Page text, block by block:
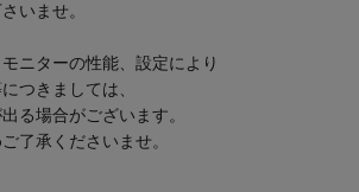
いませ。
ニターの性能、設定により
つきましては、
る場合がございます。
了承くださいませ。